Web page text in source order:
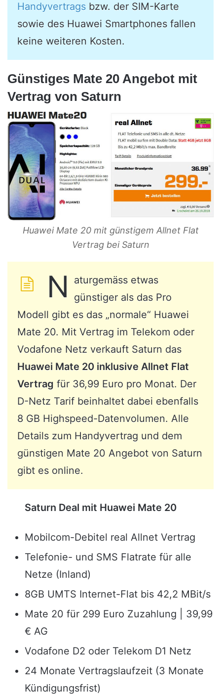
Handyvertrags bzw. der SIM-Karte
sowie des Huawei Smartphones fallen
keine weiteren Kosten.
Günstiges Mate 20 Angebot mit
Vertrag von Saturn
Huawei Mate 20 mit günstigem Allnet Flat
Vertrag bei Saturn
N
aturgemäss etwas
günstiger als das Pro
Modell gibt es das „normale“ Huawei
Mate 20. Mit Vertrag im Telekom oder
Vodafone Netz verkauft Saturn das
Huawei Mate 20 inklusive Allnet Flat
Vertrag für 36,99 Euro pro Monat. Der
D-Netz Tarif beinhaltet dabei ebenfalls
8 GB Highspeed-Datenvolumen. Alle
Details zum Handyvertrag und dem
günstigen Mate 20 Angebot von Saturn
gibt es online.
Saturn Deal mit Huawei Mate 20
Mobilcom-Debitel real Allnet Vertrag
Telefonie- und SMS Flatrate für alle
Netze (Inland)
8GB UMTS Internet-Flat bis 42,2 MBit/s
Mate 20 für 299 Euro Zuzahlung | 39,99
€ AG
Vodafone D2 oder Telekom D1 Netz
24 Monate Vertragslaufzeit (3 Monate
Kündigungsfrist)